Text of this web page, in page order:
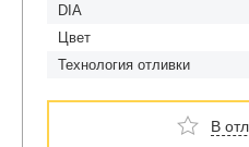
DIA
Цвет
Технология отливки
В